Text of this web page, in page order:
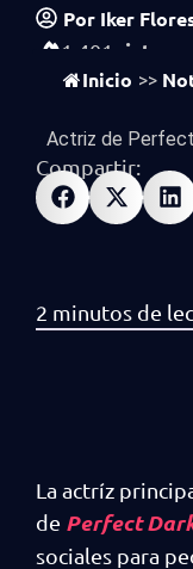
Por Iker
1,401 vistas
Inicio >>
Actriz de Perfect
Compartir:
La actríz
de Perfect
sociales para